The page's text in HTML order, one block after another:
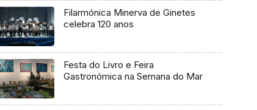
Filarmónica Minerva de Ginetes
celebra 120 anos
Festa do Livro e Feira
Gastronómica na Semana do Mar